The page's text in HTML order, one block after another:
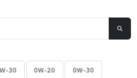
30 0W-20 0W-30